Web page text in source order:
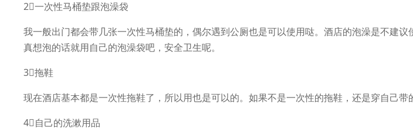
2⃣️一次性马桶垫跟泡澡袋
我一般出门都会带几张一次性马桶垫的，偶尔遇到公厕也是可以使用哒。酒店的泡澡是不建议
真想泡的话就用自己的泡澡袋吧，安全卫生呢。
3⃣️拖鞋
现在酒店基本都是一次性拖鞋了，所以用也是可以的。如果不是一次性的拖鞋，还是穿自己带
4⃣️自己的洗漱用品